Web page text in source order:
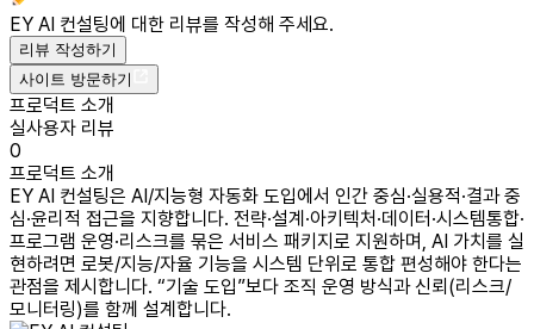
EY AI 컨설팅에 대한 리뷰를 작성해 주세요.
리뷰 작성하기
사이트 방문하기
프로덕트 소개
실사용자 리뷰
0
프로덕트 소개
EY AI 컨설팅은 AI/지능형 자동화 도입에서 인간 중심·실용적·결과 중
심·윤리적 접근을 지향합니다. 전략·설계·아키텍처·데이터·시스템통합·
프로그램 운영·리스크를 묶은 서비스 패키지로 지원하며, AI 가치를 실
현하려면 로봇/지능/자율 기능을 시스템 단위로 통합 편성해야 한다는
관점을 제시합니다. “기술 도입”보다 조직 운영 방식과 신뢰(리스크/
모니터링)를 함께 설계합니다.